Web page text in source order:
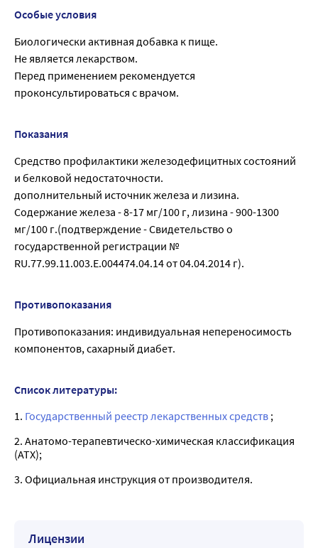
Особые условия
Биологически активная добавка к пище.
Не является лекарством.
Перед применением рекомендуется
проконсультироваться с врачом.
Показания
Средство профилактики железодефицитных состояний
и белковой недостаточности.
дополнительный источник железа и лизина.
Содержание железа - 8-17 мг/100 г, лизина - 900-1300
мг/100 г.(подтверждение - Свидетельство о
государственной регистрации №
RU.77.99.11.003.Е.004474.04.14 от 04.04.2014 г).
Противопоказания
Противопоказания: индивидуальная непереносимость
компонентов, сахарный диабет.
Список литературы:
1. Государственный реестр лекарственных средств ;
2. Анатомо-терапевтическо-химическая классификация
(ATX);
3. Официальная инструкция от производителя.
Лицензии